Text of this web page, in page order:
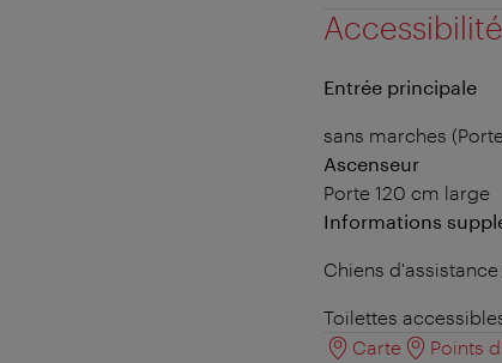
Accessibilité
Entrée principale
sans marches
Ascenseur
Porte 120 cm large
Informations
Chiens
Toilettes
Carte
Points